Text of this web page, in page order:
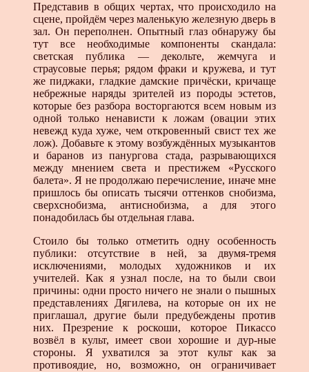
Представив в общих чертах, что происходило на
сцене, пройдём через маленькую железную дверь в
зал. Он переполнен. Опытный глаз обнаружу бы
тут все необходимые компоненты скандала:
светская публика — декольте, жемчуга и
страусовые перья; рядом фраки и кружева, и тут
же пиджаки, гладкие дамские причёски, кричаще
небрежные наряды зрителей из породы эстетов,
которые без разбора восторгаются всем новым из
одной только ненависти к ложам (овации этих
невежд куда хуже, чем откровенный свист тех же
лож). Добавьте к этому возбуждённых музыкантов
и баранов из панургова стада, разрывающихся
между мнением света и престижем «Русского
балета». Я не продолжаю перечисление, иначе мне
пришлось бы описать тысячи оттенков снобизма,
сверхснобизма, антиснобизма, а для этого
понадобилась бы отдельная глава.
Стоило бы только отметить одну особенность
публики: отсутствие в ней, за двумя-тремя
исключениями, молодых художников и их
учителей. Как я узнал после, на то были свои
причины: одни просто ничего не знали о пышных
представлениях Дягилева, на которые он их не
приглашал, другие были предубеждены против
них. Презрение к роскоши, которое Пикассо
возвёл в культ, имеет свои хорошие и дур-ные
стороны. Я ухватился за этот культ как за
противоядие, но, возможно, он ограничивает